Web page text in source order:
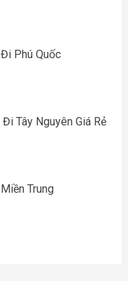
Phú Quốc
Tây Nguyên Giá Rẻ
Trung